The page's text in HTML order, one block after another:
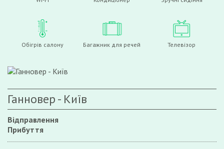
Обігрів салону Багажник для речей Телевізор
Ганновер - Київ
Відправлення
Прибуття